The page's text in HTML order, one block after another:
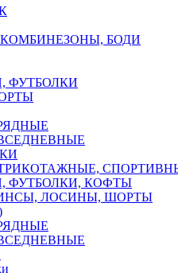
БОДИ
ФУТБОЛКИ
ФУТБОЛКИ, КОФТЫ
ЛОСИНЫ, ШОРТЫ